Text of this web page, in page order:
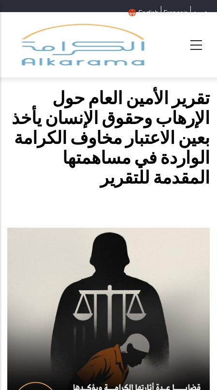
English Français عربية
تقرير الأمين العام حول
الإرهاب وحقوق الإنسان يأخذ
بعين الاعتبار مخاوف الكرامة
الواردة في مساهمتها
المقدمة للتقرير